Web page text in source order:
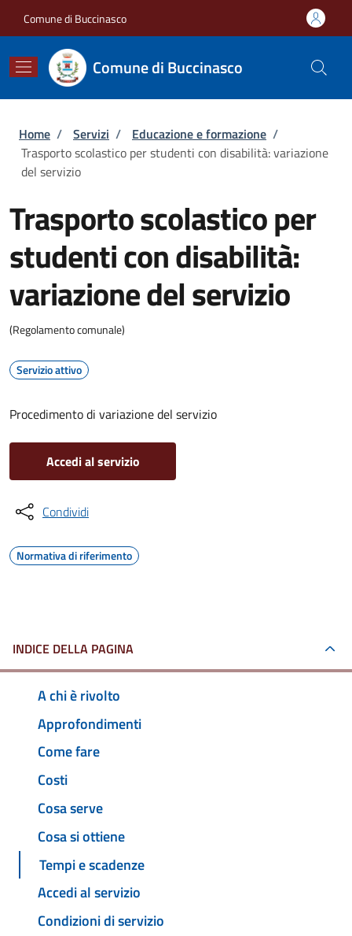
Comune di Buccinasco
Comune di Buccinasco
Briciole di pane
Home / Servizi / Educazione e formazione /
Trasporto scolastico per studenti con disabilità: variazione
del servizio
Trasporto scolastico per
studenti con disabilità:
variazione del servizio
(Regolamento comunale)
Servizio attivo
Procedimento di variazione del servizio
Accedi al servizio
Condividi
Normativa di riferimento
INDICE DELLA PAGINA
A chi è rivolto
Approfondimenti
Come fare
Costi
Cosa serve
Cosa si ottiene
Tempi e scadenze
Accedi al servizio
Condizioni di servizio